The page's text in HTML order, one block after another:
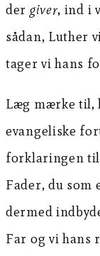
der giver, ind i
sådan, Luther
tager vi hans
Læg mærke til,
evangeliske
forklaringen til
Fader, du som
dermed
Far og vi hans